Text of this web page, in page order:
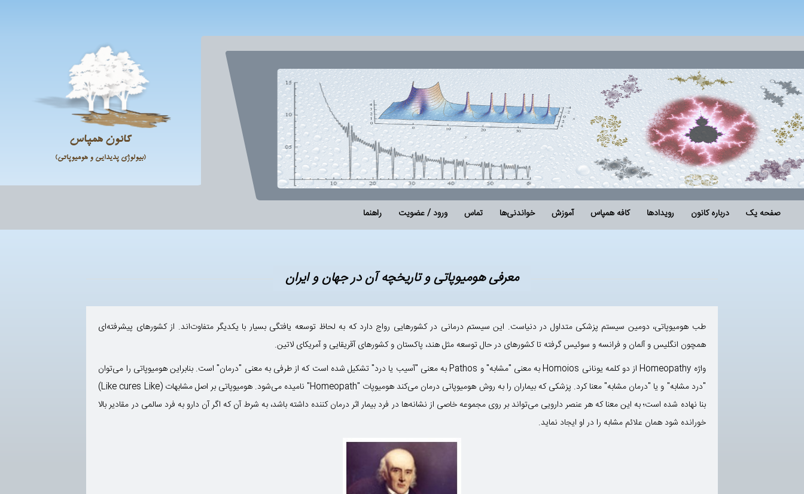
صفحه یک درباره کانون رویدادها کافه همپاس آموزش خواندنی‌ها تماس ورود / عضویت راهنما
کانون همپاس
(بیولوژی پدیدایی و هومیوپاتی)
معرفی هومیوپاتی و تاریخچه آن در جهان و ایران
طب هومیوپاتی، دومین سیستم پزشکی متداول در دنیاست. این سیستم درمانی در کشورهایی رواج دارد که به لحاظ توسعه یافتگی بسیار با یکدیگر متفاوت‌اند. از کشورهای پیشرفته‌ای
همچون انگلیس و آلمان و فرانسه و سوئیس گرفته تا کشورهای در حال توسعه مثل هند، پاکستان و کشورهای آقریقایی و آمریکای لاتین.
واژه Homeopathy از دو کلمه یونانی Homoios به معنی "مشابه" و Pathos به معنی "آسیب یا درد" تشکیل شده است که از طرفی به معنی "درمان" است. بنابراین هومیوپاتی را می‌توان
"درد مشابه" و یا "درمان مشابه" معنا کرد. پزشکی که بیماران را به روش هومیوپاتی درمان می‌کند هومیوپات "Homeopath" نامیده می‌شود. هومیوپاتی بر اصل مشابهات (Like cures Like)
بنا نهاده شده است؛ به این معنا که هر عنصر دارویی می‌تواند بر روی مجموعه خاصی از نشانه‌ها در فرد بیمار اثر درمان کننده داشته باشد، به شرط آن که اگر آن دارو به فرد سالمی در مقادیر بالا
خورانده شود همان علائم مشابه را در او ایجاد نماید.